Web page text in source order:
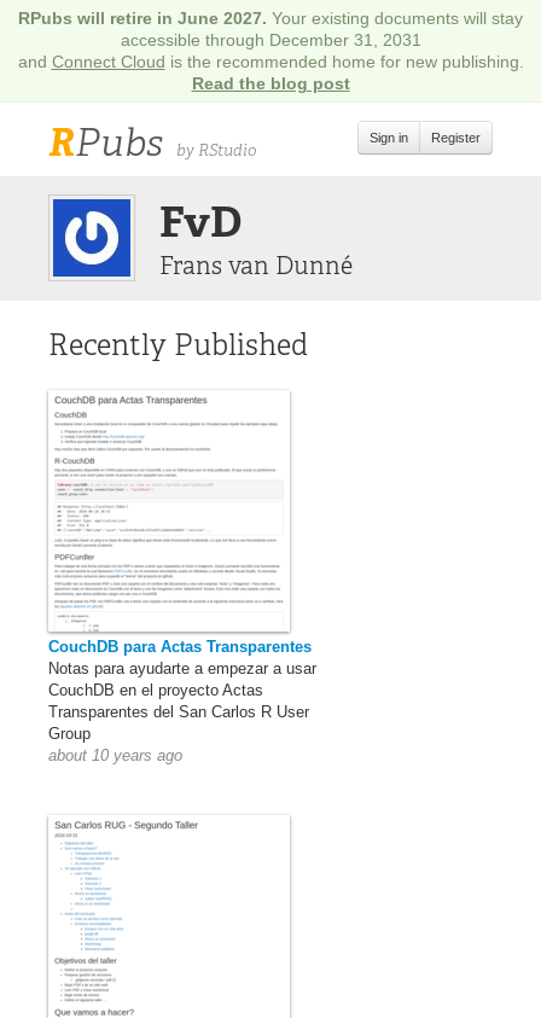
RPubs will retire in June 2027. Your existing documents will stay
accessible through December 31, 2031
and Connect Cloud is the recommended home for new publishing.
Read the blog post
RPubs by RStudio
Sign in Register
FvD
Frans van Dunné
Recently Published
CouchDB para Actas Transparentes
Notas para ayudarte a empezar a usar
CouchDB en el proyecto Actas
Transparentes del San Carlos R User
Group
about 10 years ago